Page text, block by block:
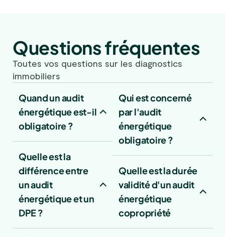
Questions fréquentes
Toutes vos questions sur les diagnostics
immobiliers
Quand un audit
énergétique est-il
obligatoire ?
Quelle est la
différence entre
un audit
énergétique et un
DPE ?
Qui est concerné
par l'audit
énergétique
obligatoire ?
Quelle est la durée
validité d'un audit
énergétique
copropriété